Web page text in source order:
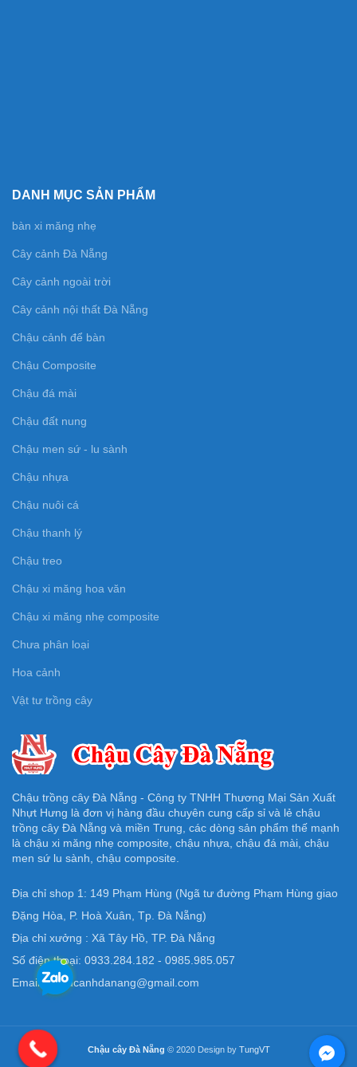
DANH MỤC SẢN PHẨM
bàn xi măng nhẹ
Cây cảnh Đà Nẵng
Cây cảnh ngoài trời
Cây cảnh nội thất Đà Nẵng
Chậu cảnh để bàn
Chậu Composite
Chậu đá mài
Chậu đất nung
Chậu men sứ - lu sành
Chậu nhựa
Chậu nuôi cá
Chậu thanh lý
Chậu treo
Chậu xi măng hoa văn
Chậu xi măng nhẹ composite
Chưa phân loại
Hoa cảnh
Vật tư trồng cây
Chậu trồng cây Đà Nẵng - Công ty TNHH Thương Mại Sản Xuất
Nhựt Hưng là đơn vị hàng đầu chuyên cung cấp sỉ và lẻ chậu
trồng cây Đà Nẵng và miền Trung, các dòng sản phẩm thế mạnh
là chậu xi măng nhẹ composite, chậu nhựa, chậu đá mài, chậu
men sứ lu sành, chậu composite.
Địa chỉ shop 1: 149 Phạm Hùng (Ngã tư đường Phạm Hùng giao
Đặng Hòa, P. Hoà Xuân, Tp. Đà Nẵng)
Địa chỉ xưởng : Xã Tây Hồ, TP. Đà Nẵng
Số điện thoại: 0933.284.182 - 0985.985.057
Email: Chaucanhdanang@gmail.com
Chậu cây Đà Nẵng © 2020 Design by TungVT